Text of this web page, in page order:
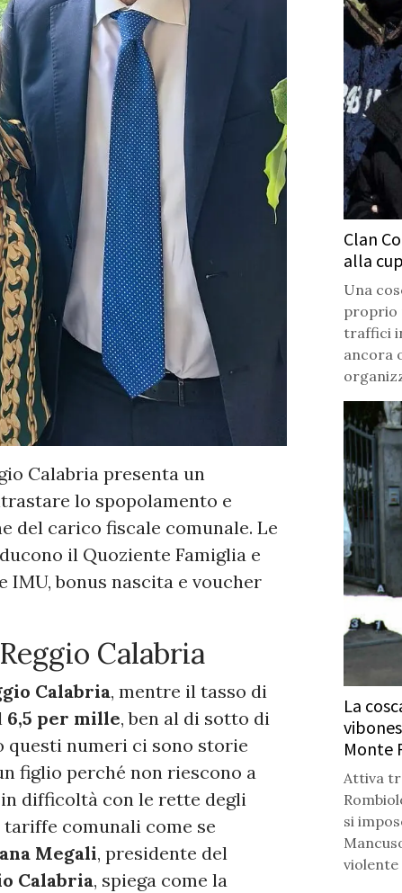
Calabria presenta un
lo spopolamento e
del carico fiscale comunale. Le
il Quoziente Famiglia e
IMU, bonus nascita e voucher
Calabria
Calabria, mentre il tasso di
6,5 per mille, ben al di sotto di
questi numeri ci sono storie
figlio perché non riescono a
difficoltà con le rette degli
comunali come se
Megali, presidente del
Calabria, spiega come la
Clan
alla
Una
proprio
traffici
ancora
La
Monte
Attiva
si
violente